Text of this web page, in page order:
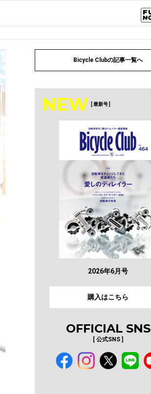
Bicycle Clubの記事一覧へ
NEW [ 最新号 ]
2026年6月号
購入はこちら
OFFICIAL SNS
[ 公式SNS ]